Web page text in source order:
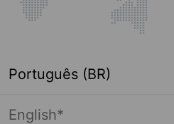
Português (BR)
English*